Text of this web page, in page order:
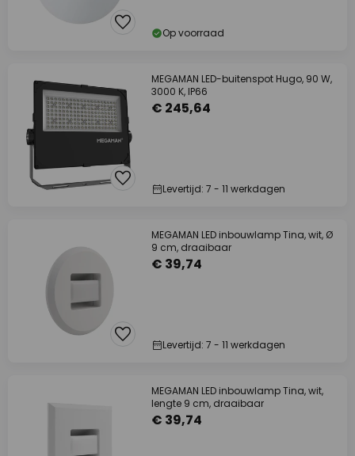
Op voorraad
MEGAMAN LED-buitenspot Hugo, 90 W,
3000 K, IP66
€ 245,64
Levertijd: 7 - 11 werkdagen
MEGAMAN LED inbouwlamp Tina, wit, Ø
9 cm, draaibaar
€ 39,74
Levertijd: 7 - 11 werkdagen
MEGAMAN LED inbouwlamp Tina, wit,
lengte 9 cm, draaibaar
€ 39,74